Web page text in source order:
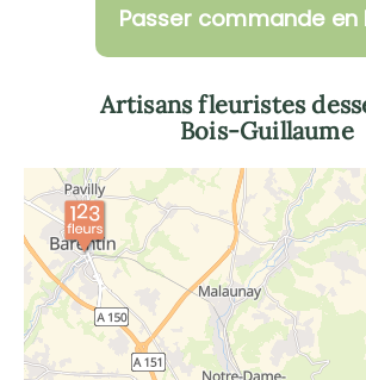
Passer commande en
Artisans fleuristes
Bois-Guillaume